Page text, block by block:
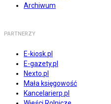
Archiwum
PARTNERZY
E-kiosk.pl
E-gazety.pl
Nexto.pl
Mała księgowość
Kancelarierp.pl